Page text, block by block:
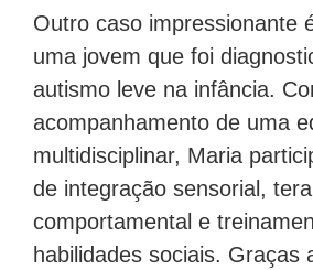
Outro caso impressionante
uma jovem que foi
autismo leve na infância.
acompanhamento de uma
multidisciplinar, Maria
de integração sensorial,
comportamental e
habilidades sociais. Graças